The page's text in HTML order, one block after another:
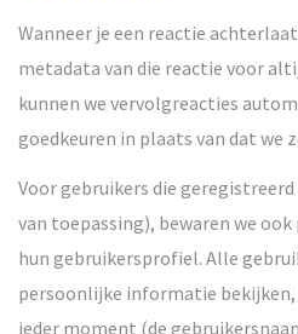
Wanneer je een reactie
metadata van die reactie voor
kunnen we vervolgreacties
goedkeuren in plaats van dat we
Voor gebruikers die
van toepassing), bewaren we
hun gebruikersprofiel. Alle
persoonlijke informatie
ieder moment (de